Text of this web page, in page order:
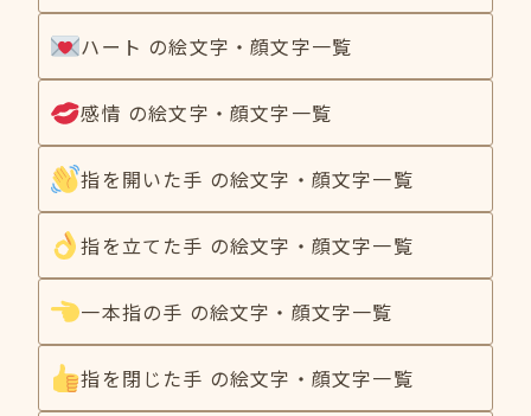
ハート の絵文字・顔文字一覧
感情 の絵文字・顔文字一覧
指を開いた手 の絵文字・顔文字一覧
指を立てた手 の絵文字・顔文字一覧
一本指の手 の絵文字・顔文字一覧
指を閉じた手 の絵文字・顔文字一覧